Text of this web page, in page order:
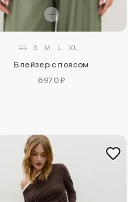
XS S M L XL
Блейзер с поясом
6970 ₽